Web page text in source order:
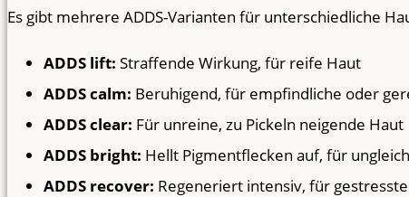
Es gibt mehrere ADDS-Varianten für unterschiedliche
ADDS lift: Straffende Wirkung, für reife Haut
ADDS calm: Beruhigend, für empfindliche oder
ADDS clear: Für unreine, zu Pickeln neigende Haut
ADDS bright: Hellt Pigmentflecken auf, für
ADDS recover: Regeneriert intensiv, für